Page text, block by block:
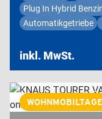
Plug In Hybrid
Automatikgetriebe
inkl. MwSt.
Highend Modell
WOHNMOBILTAGE